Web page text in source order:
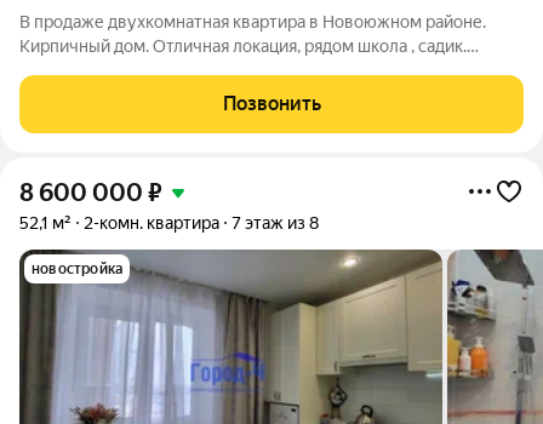
В продаже двухкомнатная квартира в Новоюжном районе.
Кирпичный дом. Отличная локация, рядом школа , садик.
дома. В Квартире остаётся вся мебель. Возможно сделать
ремонт под себя Покажем в любой
Позвонить
8 600 000 ₽
52,1 м² 2-комн. квартира 7 этаж из 8
новостройка